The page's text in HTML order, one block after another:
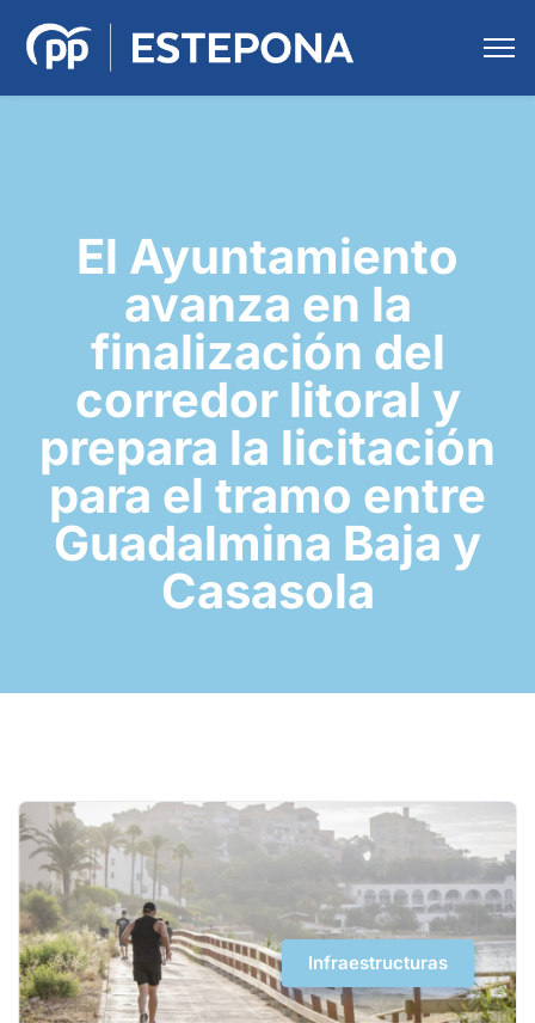
El Ayuntamiento
avanza en la
finalización del
corredor litoral y
prepara la licitación
para el tramo entre
Guadalmina Baja y
Casasola
Infraestructuras